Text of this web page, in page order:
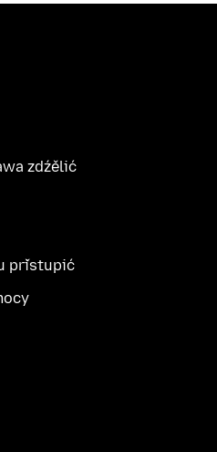
zdźělić
přistupić